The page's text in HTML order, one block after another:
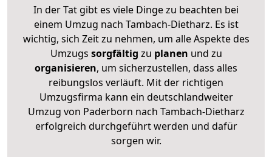
In der Tat gibt es viele Dinge zu beachten bei
einem Umzug nach Tambach-Dietharz. Es ist
wichtig, sich Zeit zu nehmen, um alle Aspekte des
Umzugs sorgfältig zu planen und zu
organisieren, um sicherzustellen, dass alles
reibungslos verläuft. Mit der richtigen
Umzugsfirma kann ein deutschlandweiter
Umzug von Paderborn nach Tambach-Dietharz
erfolgreich durchgeführt werden und dafür
sorgen wir.